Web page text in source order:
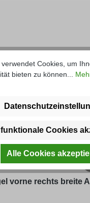
überspringen
haben sich
vorne rechts breite
Cookies, um
bieten zu können...
funktionale Cookies
Alle Cookies